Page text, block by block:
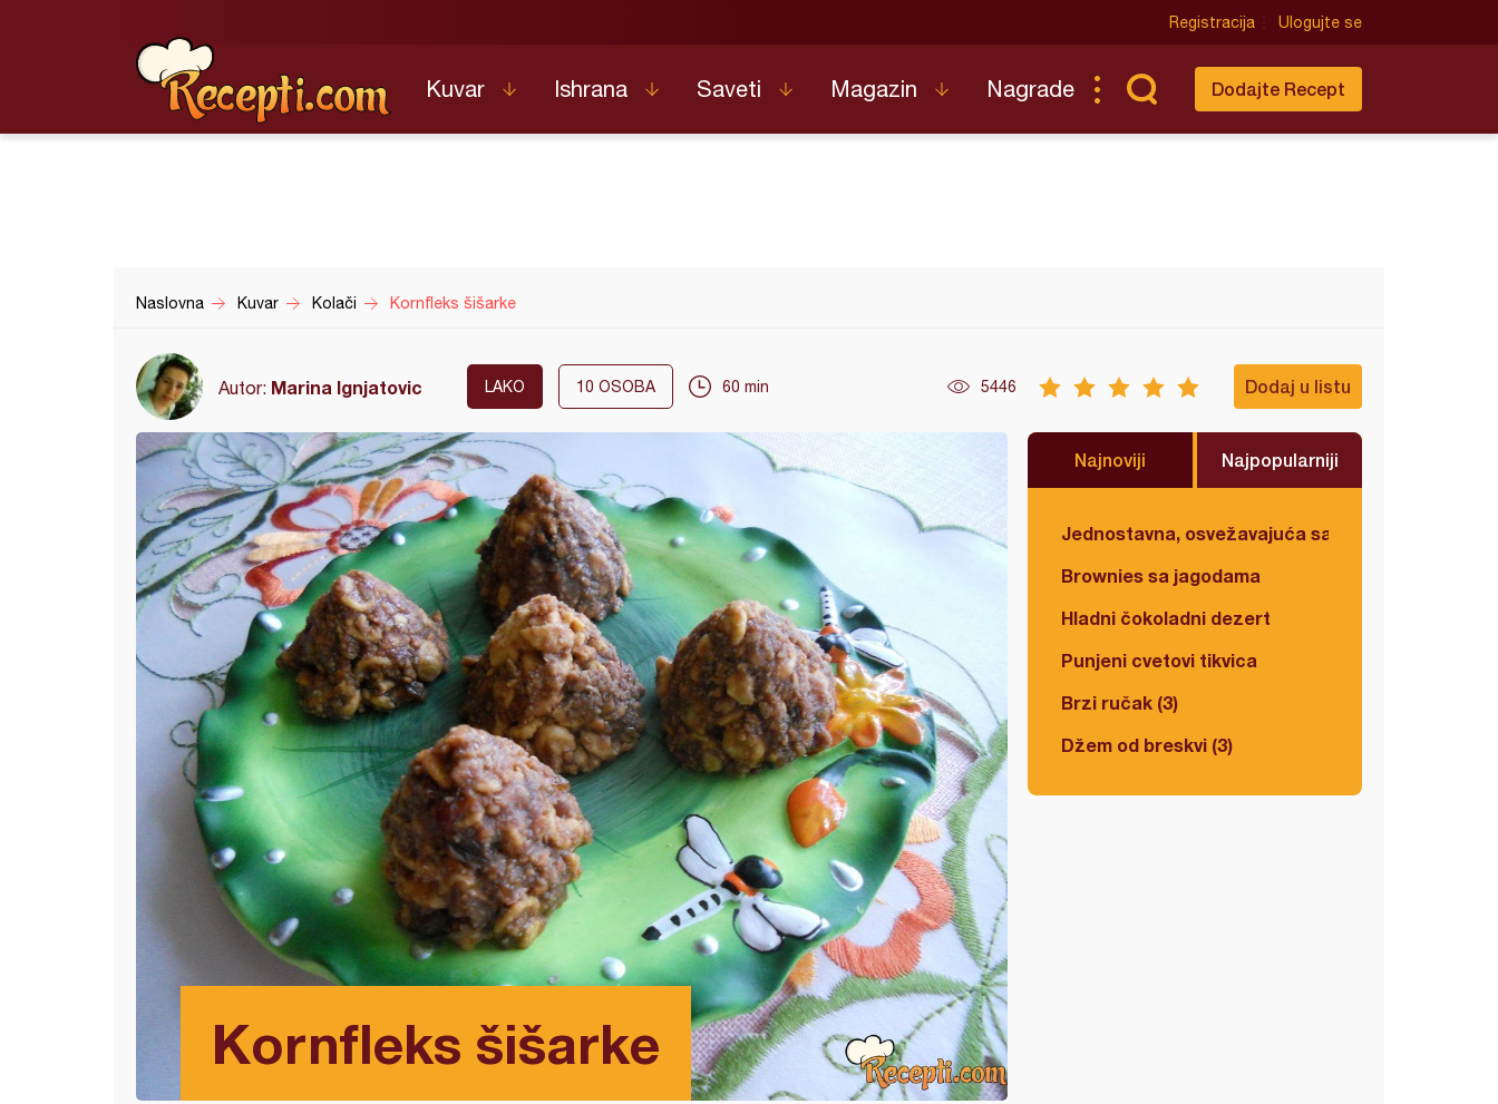
Registracija Ulogujte se
Kuvar Ishrana Saveti Magazin Nagrade Dodajte Recept
Naslovna Kuvar Kolači Kornfleks šišarke
Autor: Marina Ignjatovic LAKO 10 OSOBA 60 min 5446 Dodaj u listu
Kornfleks šišarke
Najnoviji Najpopularniji
Jednostavna, osvežavajuća salata
Brownies sa jagodama
Hladni čokoladni dezert
Punjeni cvetovi tikvica
Brzi ručak (3)
Džem od breskvi (3)